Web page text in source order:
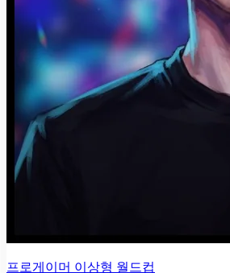
프로게이머 이상형 월드컵